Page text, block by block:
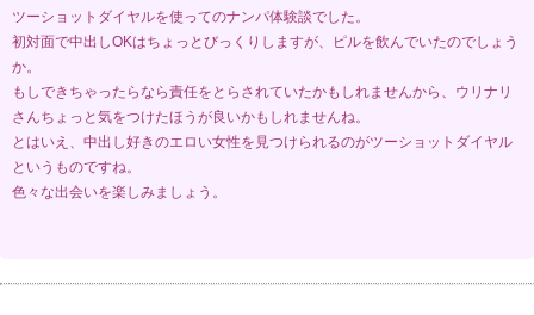
ツーショットダイヤルを使ってのナンパ体験談でした。
初対面で中出しOKはちょっとびっくりしますが、ピルを飲んでいたのでしょう
か。
もしできちゃったらなら責任をとらされていたかもしれませんから、ウリナリ
さんちょっと気をつけたほうが良いかもしれませんね。
とはいえ、中出し好きのエロい女性を見つけられるのがツーショットダイヤル
というものですね。
色々な出会いを楽しみましょう。